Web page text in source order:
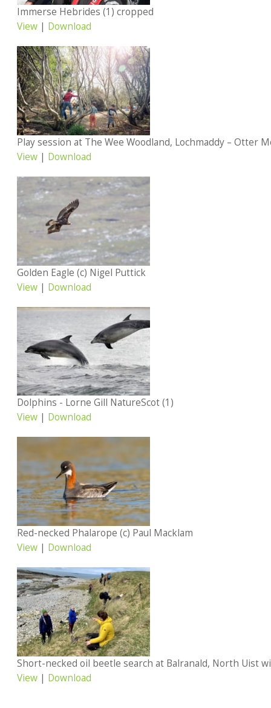
Immerse Hebrides (1) cropped
View | Download
View | Download
Golden Eagle (c) Nigel Puttick
View | Download
Dolphins - Lorne Gill NatureScot (1)
View | Download
Red-necked Phalarope (c) Paul Macklam
View | Download
View | Download